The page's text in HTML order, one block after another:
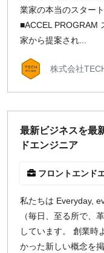
土日週末OK
稼働時間
週5日
週2日
週1日
大阪
名古屋
京都
福岡
業家の本当のスター
■ACCEL PROGRAM
家から提案され...
株式会社
最新ビジネスを最
ドエンジニア
フロントエンド
私たちは Everyday,
（毎日、至る所で、
しています。 創業時
かった新しい概念を